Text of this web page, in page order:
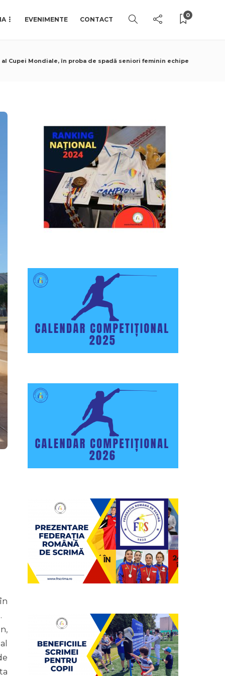
EVENIMENTE CONTACT
0
Cupei Mondiale, în proba de spadă seniori feminin echipe